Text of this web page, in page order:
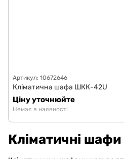
Артикул: 10672646
Кліматична шафа ШКК-42U
Ціну уточнюйте
Немає в наявності
Кліматичні шафи